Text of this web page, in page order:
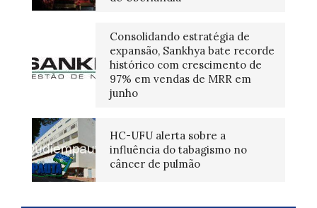
Consolidando estratégia de
expansão, Sankhya bate recorde
histórico com crescimento de
97% em vendas de MRR em
junho
HC-UFU alerta sobre a
influência do tabagismo no
câncer de pulmão